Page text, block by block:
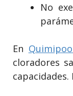
No
En
cloradores